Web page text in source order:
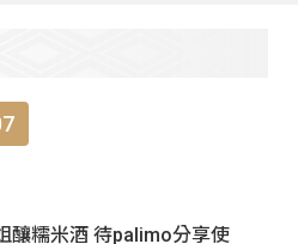
釀糯米酒 待palimo分享使